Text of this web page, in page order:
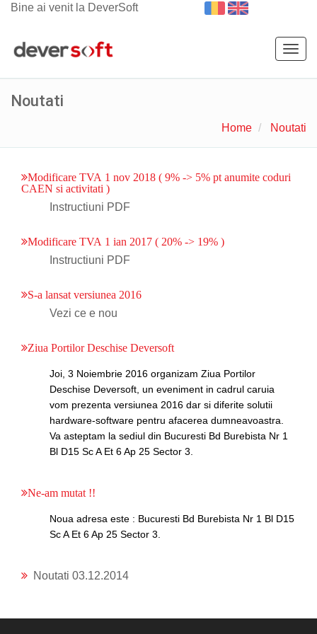
Bine ai venit la DeverSoft
Noutati
Home Noutati
Modificare TVA 1 nov 2018 ( 9% -> 5% pt anumite coduri
CAEN si activitati )
Instructiuni PDF
Modificare TVA 1 ian 2017 ( 20% -> 19% )
Instructiuni PDF
S-a lansat versiunea 2016
Vezi ce e nou
Ziua Portilor Deschise Deversoft
Joi, 3 Noiembrie 2016 organizam Ziua Portilor
Deschise Deversoft, un eveniment in cadrul caruia
vom prezenta versiunea 2016 dar si diferite solutii
hardware-software pentru afacerea dumneavoastra.
Va asteptam la sediul din Bucuresti Bd Burebista Nr 1
Bl D15 Sc A Et 6 Ap 25 Sector 3.
Ne-am mutat !!
Noua adresa este : Bucuresti Bd Burebista Nr 1 Bl D15
Sc A Et 6 Ap 25 Sector 3.
Noutati 03.12.2014